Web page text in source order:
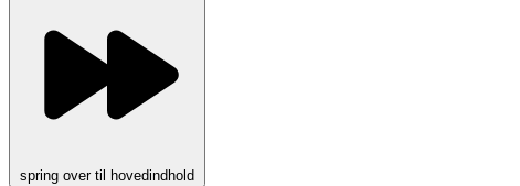
spring over til hovedindhold